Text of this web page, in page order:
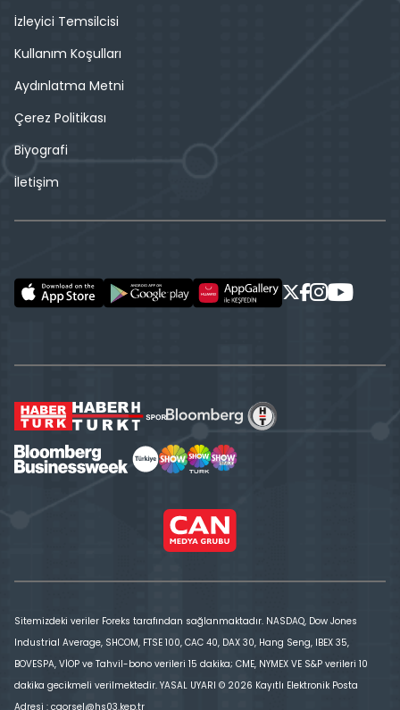
İzleyici Temsilcisi
Kullanım Koşulları
Aydınlatma Metni
Çerez Politikası
Biyografi
İletişim
Sitemizdeki veriler Foreks tarafından sağlanmaktadır. NASDAQ, Dow Jones
Industrial Average, SHCOM, FTSE 100, CAC 40, DAX 30, Hang Seng, IBEX 35,
BOVESPA, VİOP ve Tahvil-bono verileri 15 dakika; CME, NYMEX VE S&P verileri 10
dakika gecikmeli verilmektedir. YASAL UYARI © 2026 Kayıtlı Elektronik Posta
Adresi : cgorsel@hs03.kep.tr